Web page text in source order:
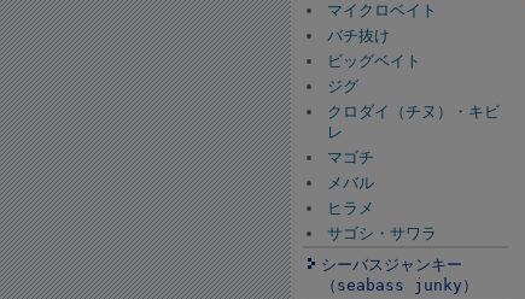
マイクロベイト
バチ抜け
ビッグベイト
ジグ
クロダイ（チヌ）・キビ
レ
マゴチ
メバル
ヒラメ
サゴシ・サワラ
シーバスジャンキー
（seabass junky）